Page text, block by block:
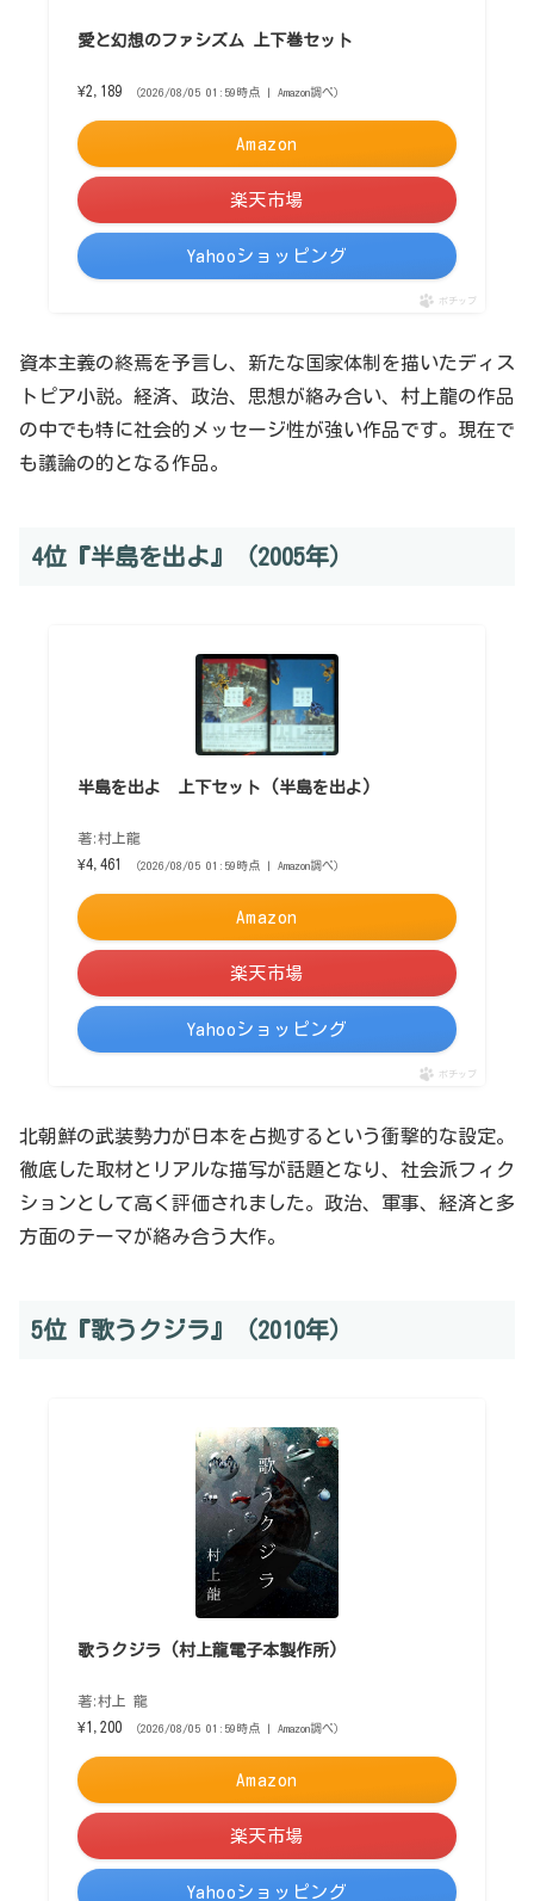
愛と幻想のファシズム 上下巻セット
¥2,189 （2026/08/05 01:59時点 | Amazon調べ）
Amazon
楽天市場
Yahooショッピング
ポチップ
資本主義の終焉を予言し、新たな国家体制を描いたディス
トピア小説。経済、政治、思想が絡み合い、村上龍の作品
の中でも特に社会的メッセージ性が強い作品です。現在で
も議論の的となる作品。
4位『半島を出よ』（2005年）
半島を出よ 上下セット (半島を出よ)
著:村上龍
¥4,461
（2026/08/05 01:59時点 | Amazon調べ）
Amazon
楽天市場
Yahooショッピング
ポチップ
北朝鮮の武装勢力が日本を占拠するという衝撃的な設定。
徹底した取材とリアルな描写が話題となり、社会派フィク
ションとして高く評価されました。政治、軍事、経済と多
方面のテーマが絡み合う大作。
5位『歌うクジラ』（2010年）
歌うクジラ (村上龍電子本製作所)
著:村上 龍
¥1,200
（2026/08/05 01:59時点 | Amazon調べ）
Amazon
楽天市場
Yahooショッピング